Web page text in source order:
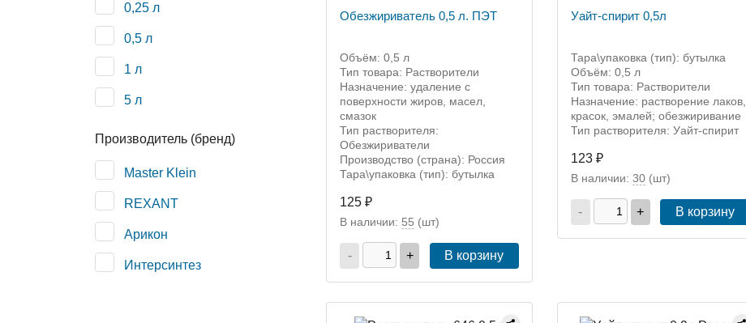
0,25 л
0,5 л
1 л
5 л
Производитель (бренд)
Master Klein
REXANT
Арикон
Интерсинтез
Обезжириватель 0,5 л. ПЭТ
Объём: 0,5 л
Тип товара: Растворители
Назначение: удаление с
поверхности жиров, масел,
смазок
Тип растворителя:
Обезжириватели
Производство (страна): Россия
Тара\упаковка (тип): бутылка
125 ₽
В наличии: 55 (шт)
- + В корзину
Уайт-спирит 0,5л
Тара\упаковка (тип): бутылка
Объём: 0,5 л
Тип товара: Растворители
Назначение: растворение лаков,
красок, эмалей; обезжиривание
Тип растворителя: Уайт-спирит
123 ₽
В наличии: 30(шт)
- + В корзину